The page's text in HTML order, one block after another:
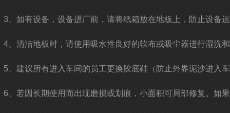
3、如有设备，设备进厂前，请将纸箱放在地板上，防止设备
4、清洁地板时，请使用吸水性良好的软布或吸尘器进行湿洗
5、建议所有进入车间的员工更换胶底鞋（防止外界泥沙进入
6、若因长期使用而出现磨损或划痕，小面积可局部修复。如